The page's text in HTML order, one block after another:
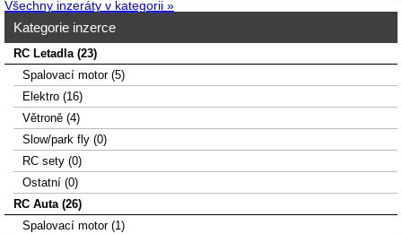
Všechny inzeráty v kategorii »
Kategorie inzerce
RC Letadla (23)
Spalovací­ motor (5)
Elektro (16)
Větroně (4)
Slow/park fly (0)
RC sety (0)
Ostatní (0)
RC Auta (26)
Spalovací motor (1)